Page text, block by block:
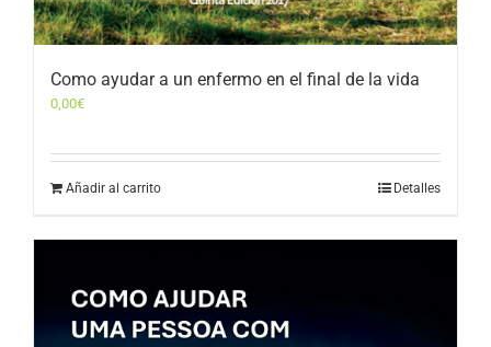
Como ayudar a un enfermo en el final de la vida
0,00€
Añadir al carrito Detalles